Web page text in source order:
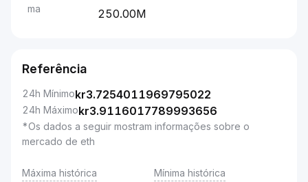
ma
250.00M
Referência
24h Mínimokr3.7254011969795022
24h Máximokr3.9116017789993656
*Os dados a seguir mostram informações sobre o
mercado de eth
Máxima histórica Mínima histórica